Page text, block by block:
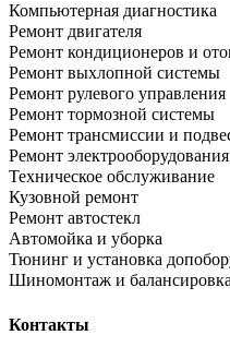
Компьютерная диагностика
Ремонт двигателя
Ремонт кондиционеров и
Ремонт выхлопной системы
Ремонт рулевого управления
Ремонт тормозной системы
Ремонт трансмиссии и
Ремонт электрооборудования
Техническое обслуживание
Кузовной ремонт
Ремонт автостекл
Автомойка и уборка
Тюнинг и установка
Шиномонтаж и балансировка
Контакты